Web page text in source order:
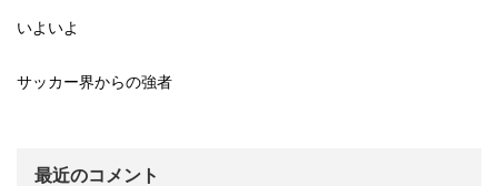
いよいよ
サッカー界からの強者
最近のコメント